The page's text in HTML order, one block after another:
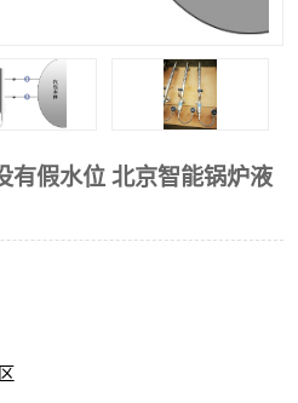
有假水位 北京智能锅炉液
加油站液位仪